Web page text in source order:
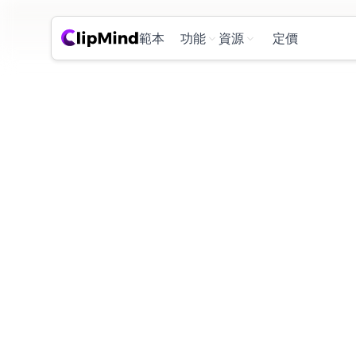
範本 功能 資源 定價